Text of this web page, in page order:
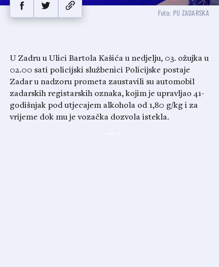
Foto: PU ZADARSKA
U Zadru u Ulici Bartola Kašića u nedjelju, 03. ožujka u
02.00 sati policijski službenici Policijske postaje
Zadar u nadzoru prometa zaustavili su automobil
zadarskih registarskih oznaka, kojim je upravljao 41-
godišnjak pod utjecajem alkohola od 1,80 g/kg i za
vrijeme dok mu je vozačka dozvola istekla.